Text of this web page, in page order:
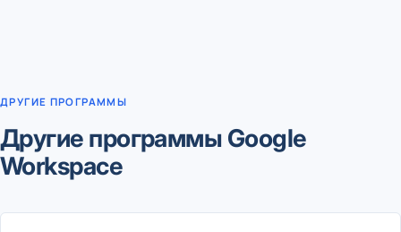
ДРУГИЕ ПРОГРАММЫ
Другие программы Google
Workspace